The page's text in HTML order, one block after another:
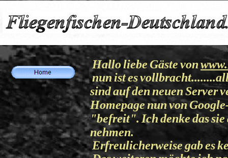
Hallo liebe Gäste von
nun ist es
sind auf den neuen Server
Homepage nun von
"befreit". Ich denke das sie
nehmen.
Erfreulicherweise gab es